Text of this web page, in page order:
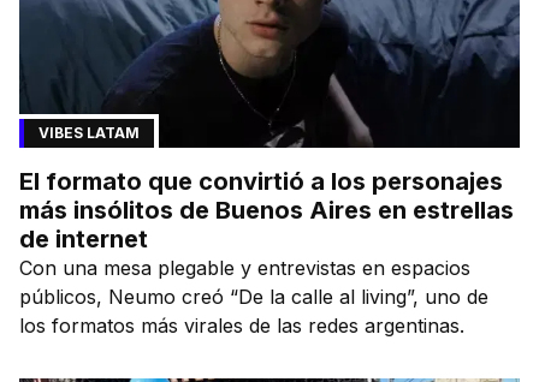
VIBES LATAM
El formato que convirtió a los personajes
más insólitos de Buenos Aires en estrellas
de internet
Con una mesa plegable y entrevistas en espacios
públicos, Neumo creó “De la calle al living”, uno de
los formatos más virales de las redes argentinas.